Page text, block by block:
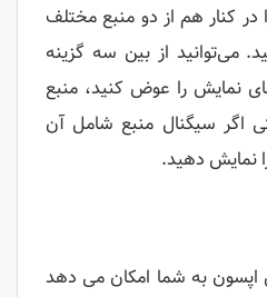
در کنار هم از دو منبع مختلف
می‌توانید از بین سه گزینه
نمایش را عوض کنید، منبع
اگر سیگنال منبع شامل آن
نمایش دهید.
اپسون به شما امکان می دهد